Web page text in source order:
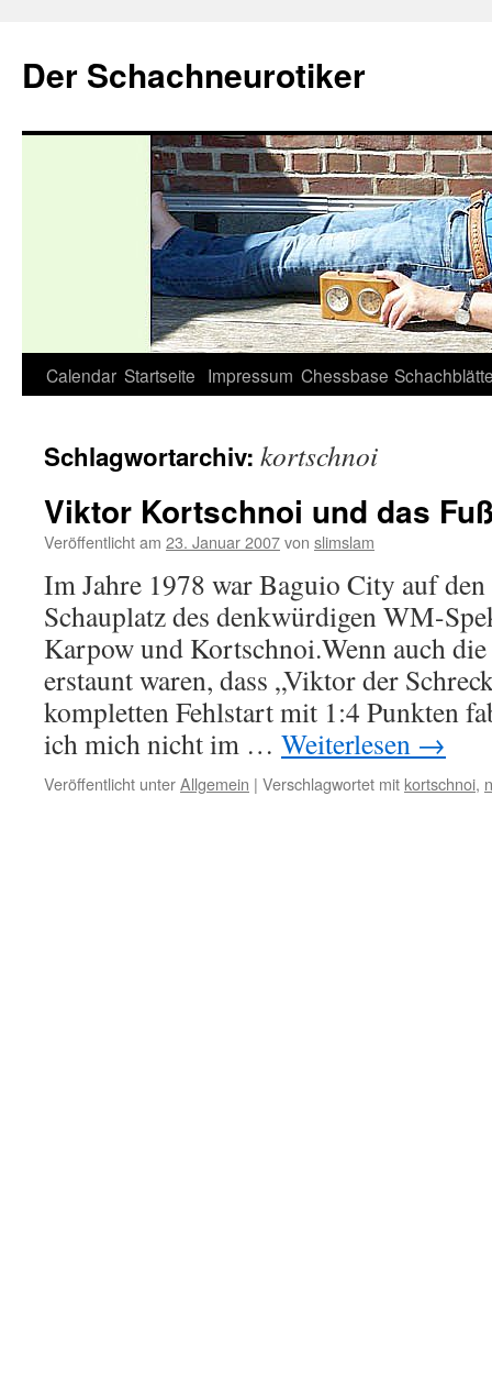
springen
Der Schachneurotiker
Calendar Startseite Impressum Chessbase
Schlagwortarchiv: kortschnoi
Viktor Kortschnoi und das
Veröffentlicht am 23. Januar 2007von slimslam
Im Jahre 1978 war Baguio City auf
Schauplatz des denkwürdigen WM-
Karpow und Kortschnoi.Wenn auch
erstaunt waren, dass „Viktor der
kompletten Fehlstart mit 1:4 Punkten
ich mich nicht im … Weiterlesen →
Veröffentlicht unterAllgemein | Verschlagwortet mit kortschnoi,